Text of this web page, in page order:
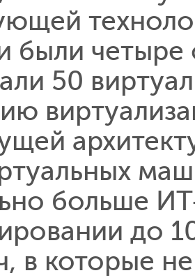
были четыре
50
больше
до
в которые